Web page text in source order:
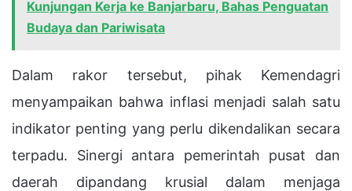
Kunjungan Kerja ke Banjarbaru, Bahas Penguatan
Budaya dan Pariwisata
Dalam rakor tersebut, pihak Kemendagri
menyampaikan bahwa inflasi menjadi salah satu
indikator penting yang perlu dikendalikan secara
terpadu. Sinergi antara pemerintah pusat dan
daerah dipandang krusial dalam menjaga